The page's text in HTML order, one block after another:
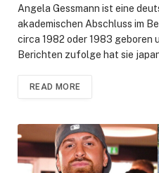
Angela Gessmann ist eine
akademischen Abschluss im
circa 1982 oder 1983 geboren
Berichten zufolge hat sie
READ MORE